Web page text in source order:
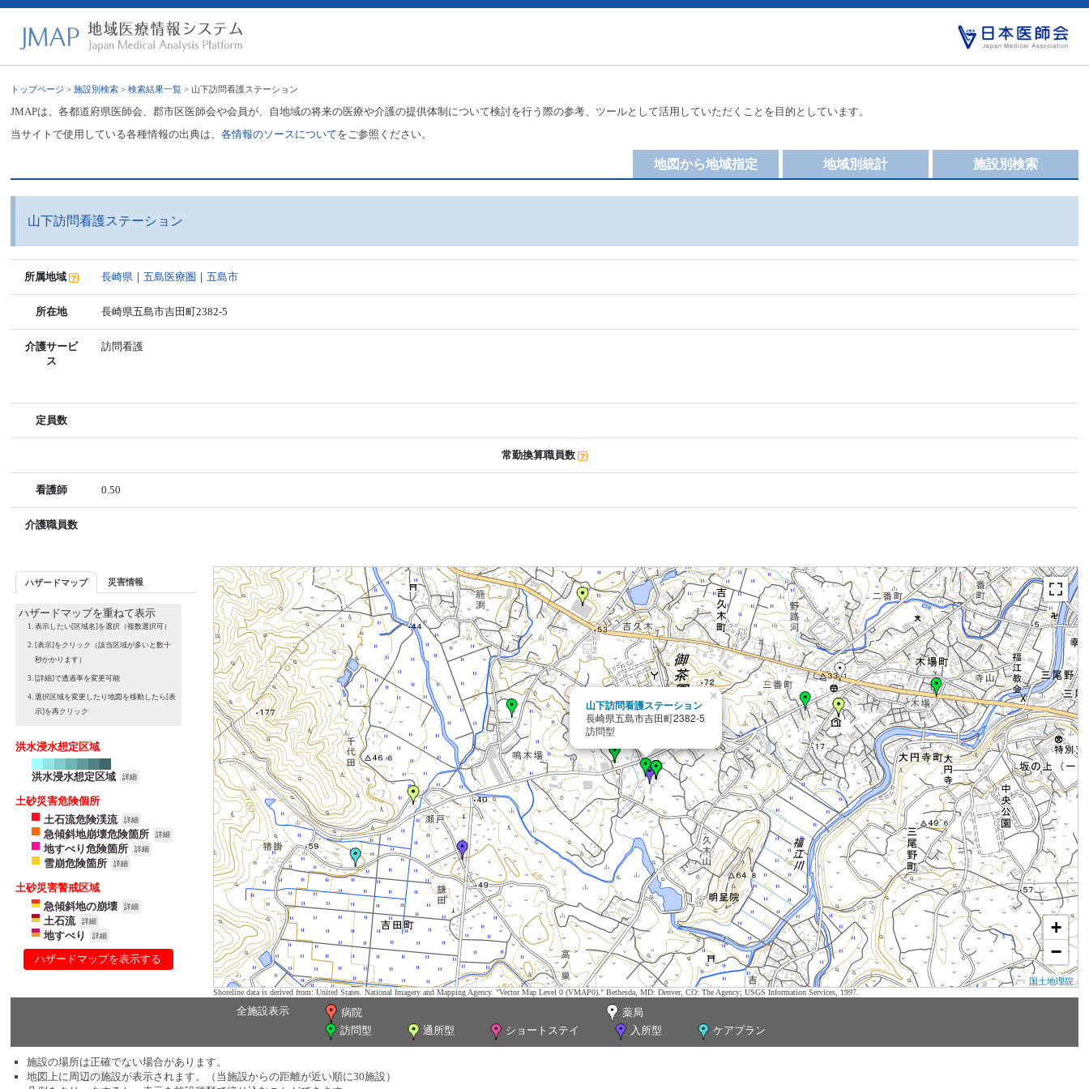
トップページ >施設別検索 >検索結果一覧 > 山下訪問看護ステーション
JMAPは、各都道府県医師会、郡市区医師会や会員が、自地域の将来の医療や介護の提供体制について検討を行う際の参考、ツールとして活用していただくことを目的としています。
当サイトで使用している各種情報の出典は、各情報のソースについてをご参照ください。
施設別検索
地域別統計
地図から地域指定
山下訪問看護ステーション
所属地域 長崎県 ｜五島医療圏 ｜五島市
所在地 長崎県五島市吉田町2382-5
介護サービ
ス
訪問看護
定員数
常勤換算職員数
看護師 0.50
介護職員数
ハザードマップ 災害情報
ハザードマップを重ねて表示
表示したい[区域名]を選択（複数選択可）
[表示]をクリック（該当区域が多いと数十
秒かかります）
[詳細]で透過率を変更可能
選択区域を変更したり地図を移動したら[表
示]を再クリック
洪水浸水想定区域
洪水浸水想定区域 詳細
土砂災害危険個所
土石流危険渓流
詳細
急傾斜地崩壊危険箇所 詳細
地すべり危険箇所 詳細
雪崩危険箇所 詳細
土砂災害警戒区域
急傾斜地の崩壊
詳細
土石流 詳細
地すべり 詳細
ハザードマップを表示する
山下訪問看護ステーション
長崎県五島市吉田町2382-5
訪問型
×
+
−
国土地理院
Shoreline data is derived from: United States. National Imagery and Mapping Agency. "Vector Map Level 0 (VMAP0)." Bethesda, MD: Denver, CO: The Agency; USGS Information Services, 1997.
全施設表示 病院
薬局
訪問型
通所型 ショートステイ 入所型 ケアプラン
施設の場所は正確でない場合があります。
地図上に周辺の施設が表示されます。（当施設からの距離が近い順に30施設）